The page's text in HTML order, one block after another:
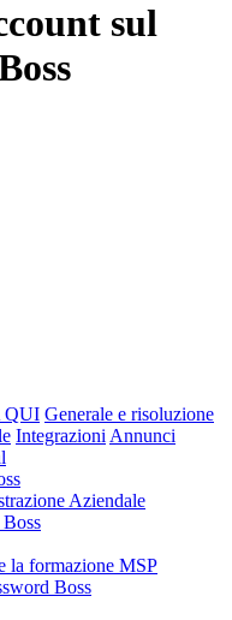
sul
QUI Generale e risoluzione
Integrazioni Annunci
Aziendale
la formazione MSP
Boss